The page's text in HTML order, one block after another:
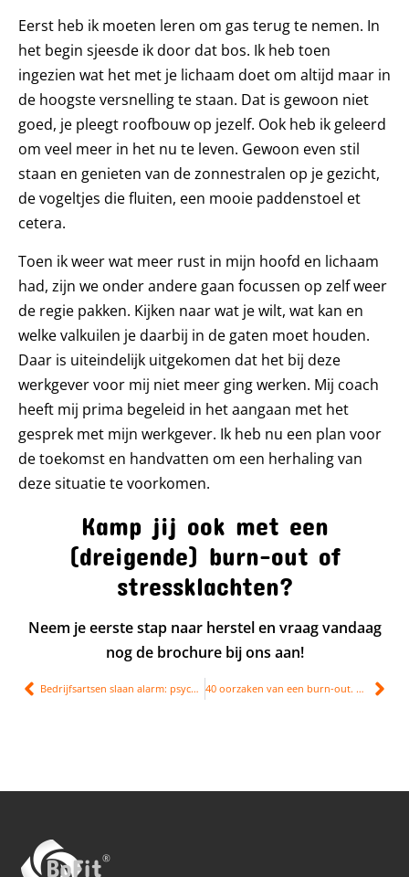
Eerst heb ik moeten leren om gas terug te nemen. In
het begin sjeesde ik door dat bos. Ik heb toen
ingezien wat het met je lichaam doet om altijd maar in
de hoogste versnelling te staan. Dat is gewoon niet
goed, je pleegt roofbouw op jezelf. Ook heb ik geleerd
om veel meer in het nu te leven. Gewoon even stil
staan en genieten van de zonnestralen op je gezicht,
de vogeltjes die fluiten, een mooie paddenstoel et
cetera.
Toen ik weer wat meer rust in mijn hoofd en lichaam
had, zijn we onder andere gaan focussen op zelf weer
de regie pakken. Kijken naar wat je wilt, wat kan en
welke valkuilen je daarbij in de gaten moet houden.
Daar is uiteindelijk uitgekomen dat het bij deze
werkgever voor mij niet meer ging werken. Mij coach
heeft mij prima begeleid in het aangaan met het
gesprek met mijn werkgever. Ik heb nu een plan voor
de toekomst en handvatten om een herhaling van
deze situatie te voorkomen.
Kamp jij ook met een
(dreigende) burn-out of
stressklachten?
Neem je eerste stap naar herstel en vraag vandaag
nog de brochure bij ons aan!
Bedrijfsartsen slaan alarm: psychische klachten nemen toe 40 oorzaken van een burn-out. Herken jij ze?